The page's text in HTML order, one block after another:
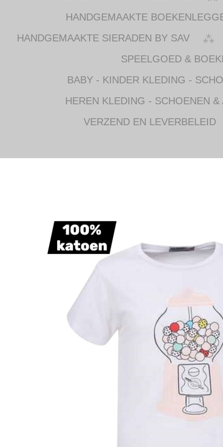
HANDGEMAAKTE
HANDGEMAAKTE SIERADEN BY SAV
SPEELGOED &
BABY - KINDER KLEDING -
HEREN KLEDING - SCHOENEN &
VERZEND EN LEVERBELEID